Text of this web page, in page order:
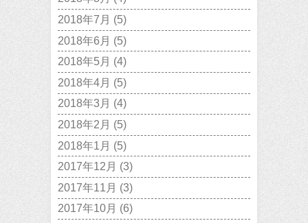
2018年7月 (5)
2018年6月 (5)
2018年5月 (4)
2018年4月 (5)
2018年3月 (4)
2018年2月 (5)
2018年1月 (5)
2017年12月 (3)
2017年11月 (3)
2017年10月 (6)